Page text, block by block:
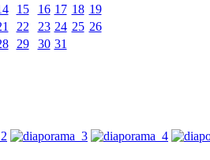
15 16 17 18 19
22 23 24 25 26
29 30 31